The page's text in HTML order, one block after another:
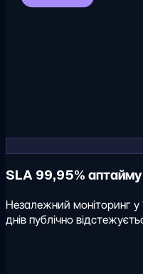
SLA 99,95% аптайму
Незалежний моніторинг у
днів публічно